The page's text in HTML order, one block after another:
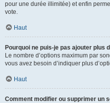
pour une durée illimitée) et enfin
vote.
Haut
Pourquoi ne puis-je pas ajouter plus
Le nombre d’options maximum par
vous avez besoin d’indiquer plus
Haut
Comment modifier ou supprimer un